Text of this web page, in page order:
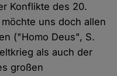
Konflikte des 20.
uns doch allen
("Homo Deus", S.
als auch der
großen